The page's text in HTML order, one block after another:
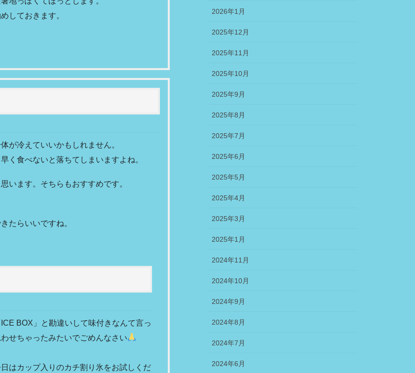
しておきます。
が冷えていいかもしれません。
く食べないと落ちてしまいますよね。
います。そちらもおすすめです。
たらいいですね。
BOX」と勘違いして味付きなんて言っ
せちゃったみたいでごめんなさい
はカップ入りのカチ割り氷をお試しくだ
2026年1月
2025年12月
2025年11月
2025年10月
2025年9月
2025年8月
2025年7月
2025年6月
2025年5月
2025年4月
2025年3月
2025年1月
2024年11月
2024年10月
2024年9月
2024年8月
2024年7月
2024年6月